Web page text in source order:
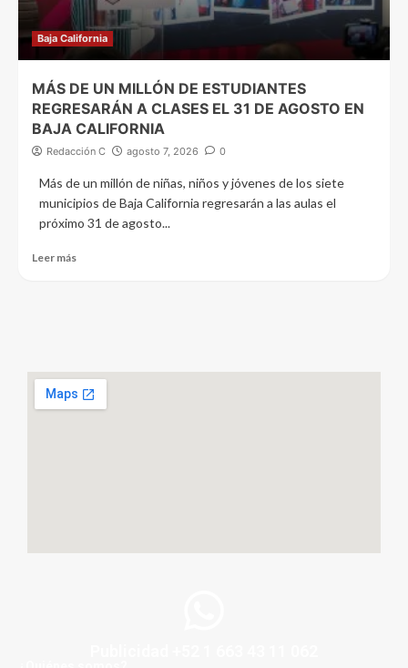
Baja California
MÁS DE UN MILLÓN DE ESTUDIANTES
REGRESARÁN A CLASES EL 31 DE AGOSTO EN
BAJA CALIFORNIA
Redacción C agosto 7, 2026 0
Más de un millón de niñas, niños y jóvenes de los siete
municipios de Baja California regresarán a las aulas el
próximo 31 de agosto...
Leer más